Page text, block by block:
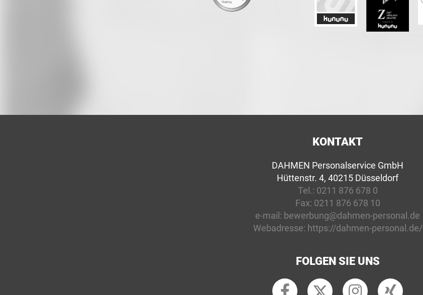
KONTAKT
DAHMEN Personalservice GmbH
Hüttenstr. 4, 40215 Düsseldorf
Tel.: 0211 876 678 0
Fax: 0211 876 678 10
e-mail: bewerbung@dahmen-personal.de
Webadresse: https://dahmen-personal.de/
FOLGEN SIE UNS